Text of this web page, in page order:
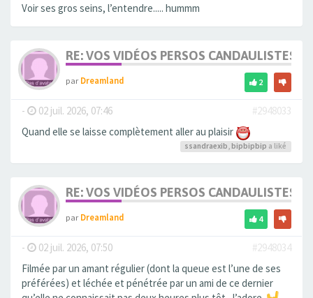
Voir ses gros seins, l’entendre..... hummm
RE: VOS VIDÉOS PERSOS CANDAULISTES
parDreamland 2
- 02 juil. 2026, 07:46
#2948033
Quand elle se laisse complètement aller au plaisir
ssandraexib, bipbipbip a liké
RE: VOS VIDÉOS PERSOS CANDAULISTES
parDreamland 4
- 02 juil. 2026, 07:50
#2948034
Filmée par un amant régulier (dont la queue est l’une de ses
préférées) et léchée et pénétrée par un ami de ce dernier